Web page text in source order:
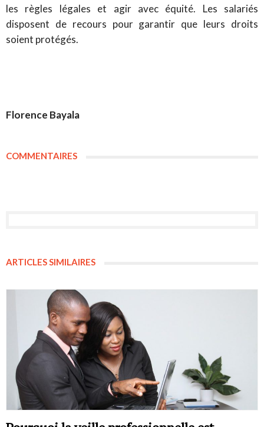
les règles légales et agir avec équité. Les salariés
disposent de recours pour garantir que leurs droits
soient protégés.
Florence Bayala
COMMENTAIRES
ARTICLES SIMILAIRES